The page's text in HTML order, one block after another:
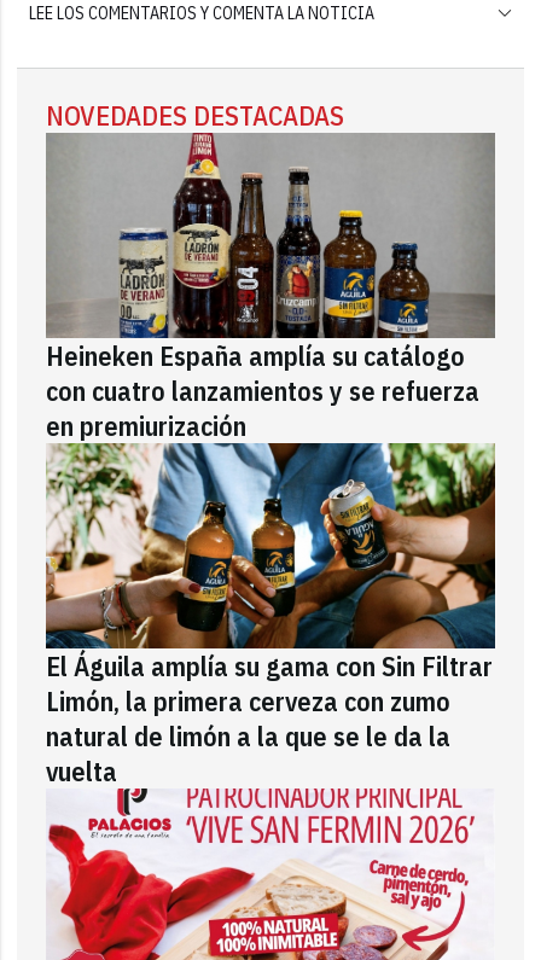
LEE LOS COMENTARIOS Y COMENTA LA NOTICIA
NOVEDADES DESTACADAS
Heineken España amplía su catálogo
con cuatro lanzamientos y se refuerza
en premiurización
El Águila amplía su gama con Sin Filtrar
Limón, la primera cerveza con zumo
natural de limón a la que se le da la
vuelta